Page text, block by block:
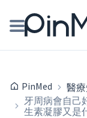
醫師專欄專訪
PinMed 醫
牙周病會自
生素凝膠又是